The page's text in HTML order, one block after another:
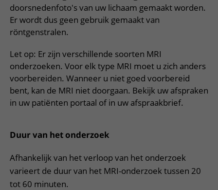
Onderzoeken en diagnostiek
Het Wilhelmina Kinderziekenhuis
Bloedprikken
Wachttijden
Bezoektijden
Wijzigen patiëntgegevens
Mijn UMC Utrecht patiëntportaal
Faciliteiten en voorzieningen
Bezoekregels
Route naar het ziekenhuis
Parkeren
Contact met polikliniek
Contact met verpleegafdeling
Het Wilhelmina Kinderziekenhuis
Teleconsult aanvragen
Diagnostiek aanvragen
Zorgverlenersportaal
Over UMC Utrecht
Research
Onderwijs
Werken bij het UMC Utrecht
doorsnedenfoto's van uw lichaam gemaakt worden.
Er wordt dus geen gebruik gemaakt van
röntgenstralen.
Let op: Er zijn verschillende soorten MRI
onderzoeken. Voor elk type MRI moet u zich anders
voorbereiden. Wanneer u niet goed voorbereid
bent, kan de MRI niet doorgaan. Bekijk uw afspraken
in uw patiënten portaal of in uw afspraakbrief.
Duur van het onderzoek
Afhankelijk van het verloop van het onderzoek
varieert de duur van het MRI-onderzoek tussen 20
tot 60 minuten.